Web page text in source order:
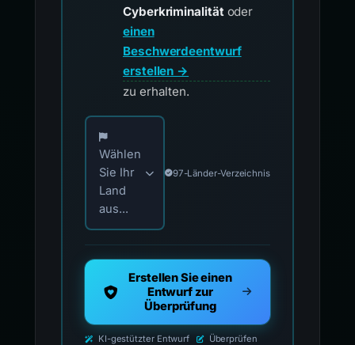
Cyberkriminalitätoder
einen
Beschwerdeentwurf
erstellen →
zu erhalten.
Wählen Sie Ihr Land für offizielle
Wählen
Sie Ihr
Land
aus...
97-Länder-Verzeichnis
Erstellen Sie einen
Entwurf zur
Überprüfung
KI-gestützter Entwurf
Überprüfen